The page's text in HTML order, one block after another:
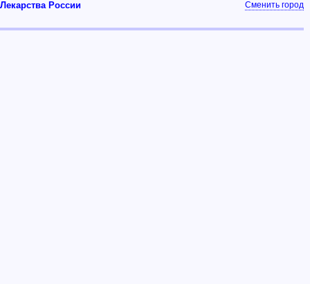
Лекарства России Сменить город